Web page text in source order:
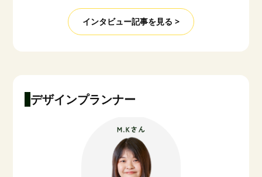
インタビュー記事を見る >
デザインプランナー